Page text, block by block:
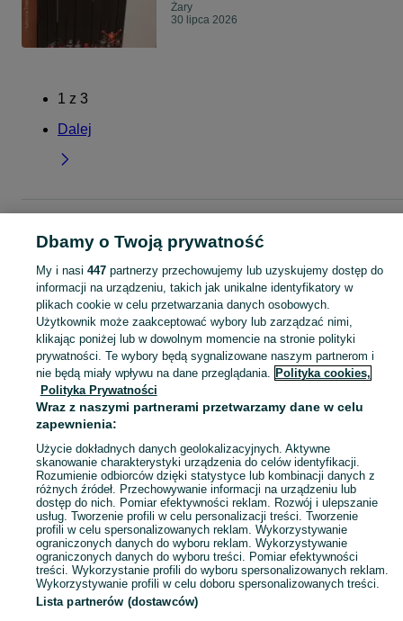
Żary
30 lipca 2026
1 z 3
Dalej
Komiksy - Żary
KATEGORIA
Zobacz
Mapa kategorii
Mapa miejscowości
Mapa ministron
Popularne wyszukiwania
Dbamy o Twoją prywatność
My i nasi 447partnerzy przechowujemy lub uzyskujemy dostęp do
informacji na urządzeniu, takich jak unikalne identyfikatory w
plikach cookie w celu przetwarzania danych osobowych.
Użytkownik może zaakceptować wybory lub zarządzać nimi,
klikając poniżej lub w dowolnym momencie na stronie polityki
prywatności. Te wybory będą sygnalizowane naszym partnerom i
nie będą miały wpływu na dane przeglądania. Polityka cookies,
Polityka Prywatności
Wraz z naszymi partnerami przetwarzamy dane w celu
zapewnienia:
Użycie dokładnych danych geolokalizacyjnych. Aktywne
skanowanie charakterystyki urządzenia do celów identyfikacji.
Rozumienie odbiorców dzięki statystyce lub kombinacji danych z
różnych źródeł. Przechowywanie informacji na urządzeniu lub
dostęp do nich. Pomiar efektywności reklam. Rozwój i ulepszanie
usług. Tworzenie profili w celu personalizacji treści. Tworzenie
profili w celu spersonalizowanych reklam. Wykorzystywanie
ograniczonych danych do wyboru reklam. Wykorzystywanie
ograniczonych danych do wyboru treści. Pomiar efektywności
treści. Wykorzystanie profili do wyboru spersonalizowanych reklam.
Wykorzystywanie profili w celu doboru spersonalizowanych treści.
Lista partnerów (dostawców)